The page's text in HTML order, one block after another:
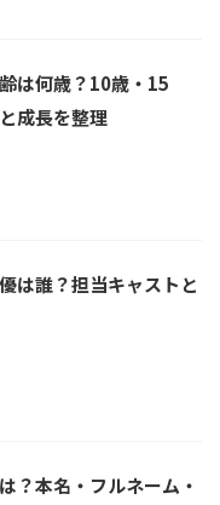
は何歳？10歳・15
成長を整理
は誰？担当キャストと
？本名・フルネーム・